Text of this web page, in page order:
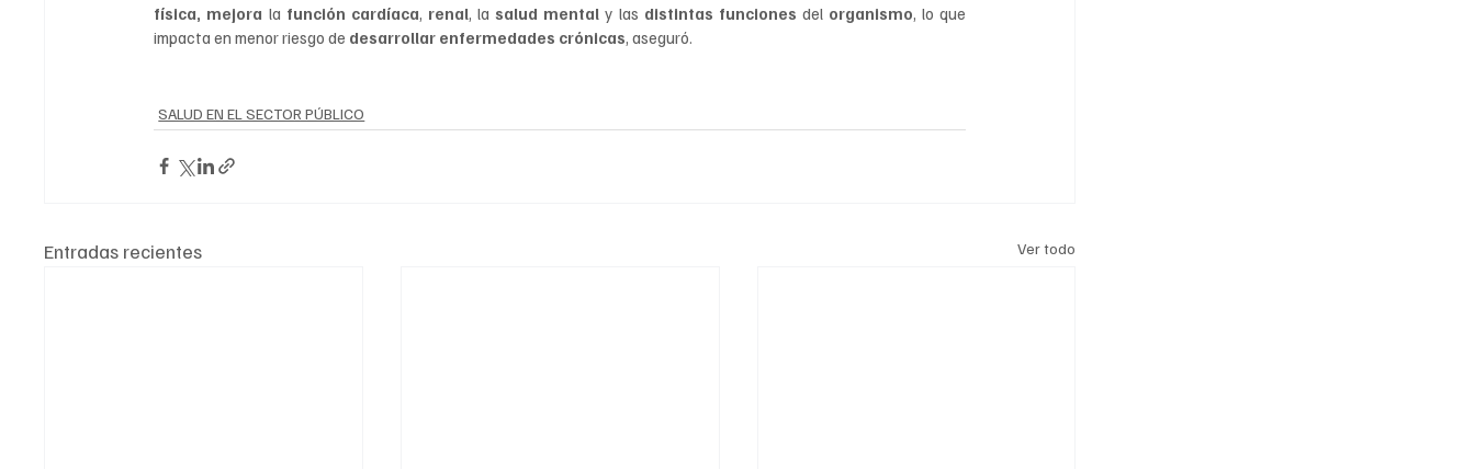
física,
mejora la función cardíaca renal , la salud mental y las distintas funciones del organismo , lo que
impacta en menor riesgo de desarrollar enfermedades crónicas , aseguró.
SALUD EN EL SECTOR PÚBLICO
Entradas recientes Ver todo